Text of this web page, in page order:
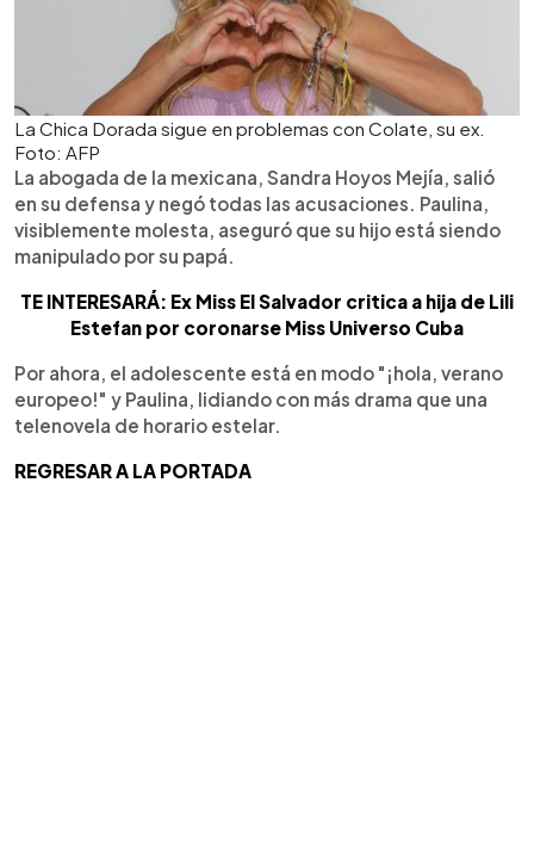
La Chica Dorada sigue en problemas con Colate, su ex.
Foto: AFP
La abogada de la mexicana, Sandra Hoyos Mejía, salió
en su defensa y negó todas las acusaciones. Paulina,
visiblemente molesta, aseguró que su hijo está siendo
manipulado por su papá.
TE INTERESARÁ: Ex Miss El Salvador critica a hija de Lili
Estefan por coronarse Miss Universo Cuba
Por ahora, el adolescente está en modo "¡hola, verano
europeo!" y Paulina, lidiando con más drama que una
telenovela de horario estelar.
REGRESAR A LA PORTADA